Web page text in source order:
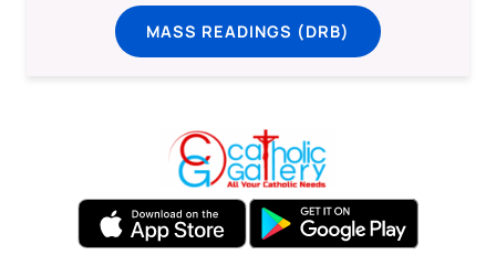
MASS READINGS (DRB)